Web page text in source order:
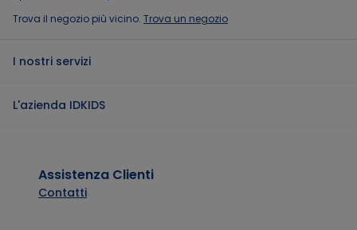
Trova il negozio più vicino. Trova un negozio
I nostri servizi
L'azienda IDKIDS
Assistenza Clienti
Contatti